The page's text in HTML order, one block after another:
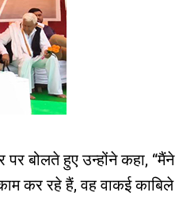
पर बोलते हुए उन्होंने कहा, “मैंने
कर रहे हैं, वह वाकई काबिले